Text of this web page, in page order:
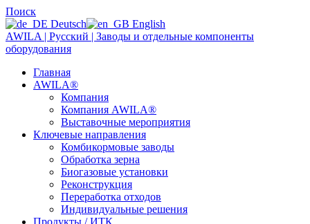
Поиск
Deutsch
English
AWILA | Русский | Заводы и отдельные компоненты
оборудования
Главная
AWILA®
Компания
Компания AWILA®
Выставочные мероприятия
Ключевые направления
Комбикормовые заводы
Обработка зерна
Биогазовые установки
Реконструкция
Переработка отходов
Индивидуальные решения
Продукты / ИТК